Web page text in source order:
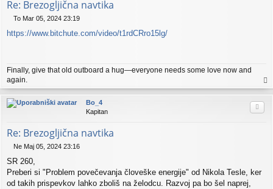
Re: Brezogljična navtika
d
o
r
To Mar 05, 2024 23:19
https://www.bitchute.com/video/t1rdCRro15lg/
Finally, give that old outboard a hug—everyone needs some love now and
again.
a
Bo_4
Kapitan
Re: Brezogljična navtika
d
g
o
Ne Maj 05, 2024 23:16
SR 260,
Preberi si "Problem povečevanja človeške energije" od Nikola Tesle, ker
od takih prispevkov lahko zboliš na želodcu. Razvoj pa bo šel naprej,